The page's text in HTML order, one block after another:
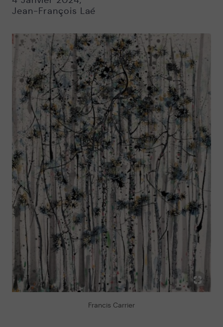
Jean-François Laé
Francis Carrier